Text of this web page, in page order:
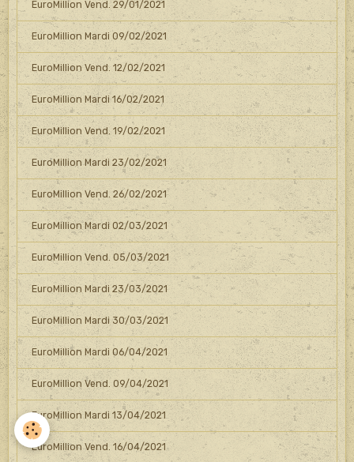
EuroMillion Vend. 29/01/2021
EuroMillion Mardi 09/02/2021
EuroMillion Vend. 12/02/2021
EuroMillion Mardi 16/02/2021
EuroMillion Vend. 19/02/2021
EuroMillion Mardi 23/02/2021
EuroMillion Vend. 26/02/2021
EuroMillion Mardi 02/03/2021
EuroMillion Vend. 05/03/2021
EuroMillion Mardi 23/03/2021
EuroMillion Mardi 30/03/2021
EuroMillion Mardi 06/04/2021
EuroMillion Vend. 09/04/2021
EuroMillion Mardi 13/04/2021
EuroMillion Vend. 16/04/2021